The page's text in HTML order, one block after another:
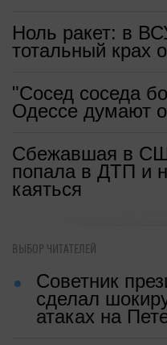
Ноль ракет: в
тотальный крах
"Сосед соседа
Одессе думают о
Сбежавшая в
попала в ДТП и
каяться
ВЫБОР ЧИТАТЕЛЕЙ
Советник
сделал
атаках на